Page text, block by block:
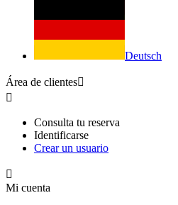
Deutsch
Área de clientes

Consulta tu reserva
Identificarse
Crear un usuario

Mi cuenta